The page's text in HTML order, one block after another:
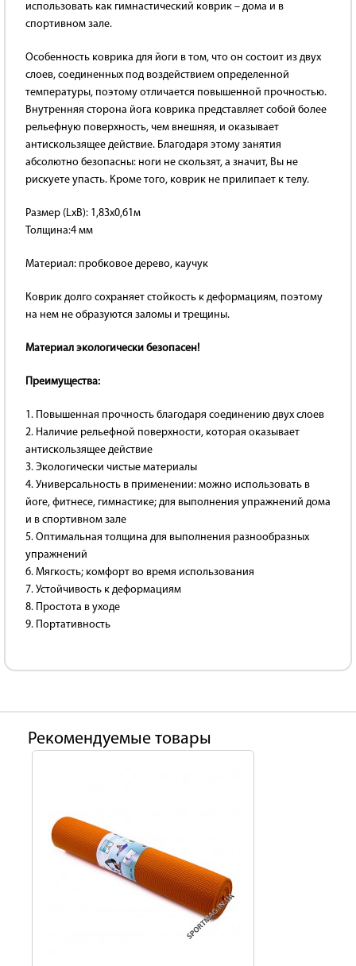
использовать как гимнастический коврик – дома и в
спортивном зале.
Особенность коврика для йоги в том, что он состоит из двух
слоев, соединенных под воздействием определенной
температуры, поэтому отличается повышенной прочностью.
Внутренняя сторона йога коврика представляет собой более
рельефную поверхность, чем внешняя, и оказывает
антискользящее действие. Благодаря этому занятия
абсолютно безопасны: ноги не скользят, а значит, Вы не
рискуете упасть. Кроме того, коврик не прилипает к телу.
Размер (LxB): 1,83x0,61м
Толщина:4 мм
Материал: пробковое дерево, каучук
Коврик долго сохраняет стойкость к деформациям, поэтому
на нем не образуются заломы и трещины.
Материал экологически безопасен!
Преимущества:
1. Повышенная прочность благодаря соединению двух слоев
2. Наличие рельефной поверхности, которая оказывает
антискользящее действие
3. Экологически чистые материалы
4. Универсальность в применении: можно использовать в
йоге, фитнесе, гимнастике; для выполнения упражнений дома
и в спортивном зале
5. Оптимальная толщина для выполнения разнообразных
упражнений
6. Мягкость; комфорт во время использования
7. Устойчивость к деформациям
8. Простота в уходе
9. Портативность
Рекомендуемые товары